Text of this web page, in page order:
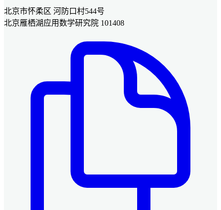
北京市怀柔区 河防口村544号
北京雁栖湖应用数学研究院 101408